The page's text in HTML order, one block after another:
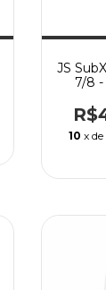
JS
7/8 -
10 x de